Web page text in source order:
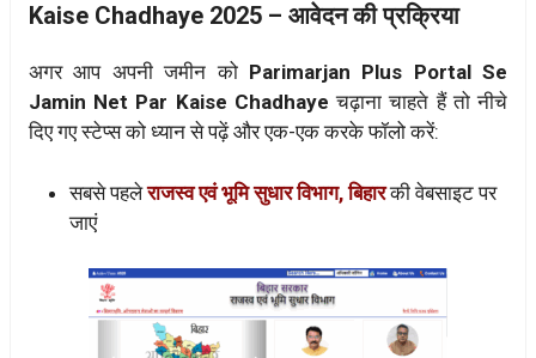
Kaise Chadhaye 2025 – आवेदन की प्रक्रिया
अगर आप अपनी जमीन को Parimarjan Plus Portal Se
Jamin Net Par Kaise Chadhaye चढ़ाना चाहते हैं तो नीचे
दिए गए स्टेप्स को ध्यान से पढ़ें और एक-एक करके फॉलो करें:
सबसे पहलेराजस्व एवं भूमि सुधार विभाग, बिहारकी वेबसाइट पर
जाएं